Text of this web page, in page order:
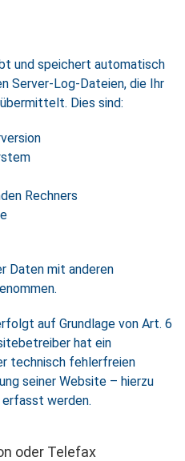
und speichert automatisch
Server-Log-Dateien, die Ihr
Dies sind:
Rechners
Daten mit anderen
auf Grundlage von Art. 6
hat ein
technisch fehlerfreien
seiner Website – hierzu
werden.
oder Telefax